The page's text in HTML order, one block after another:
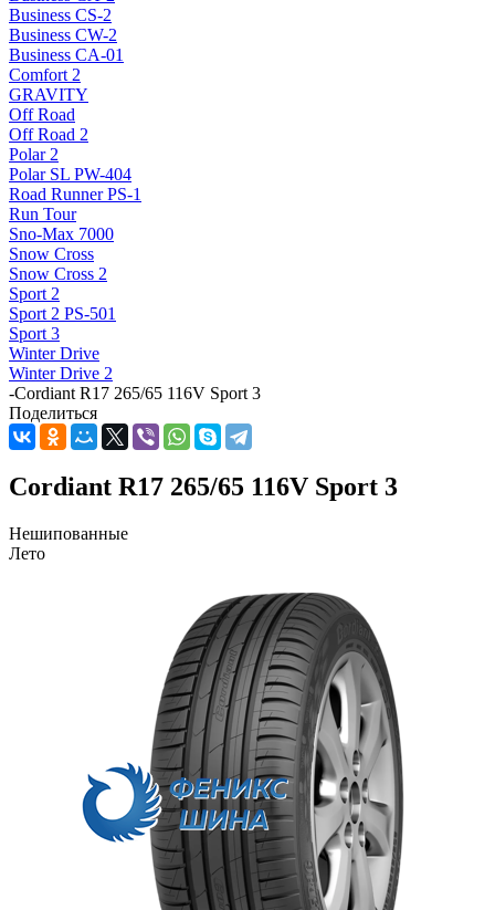
Business CS-2
Business CW-2
Business CА-01
Comfort 2
GRAVITY
Off Road
Off Road 2
Polar 2
Polar SL PW-404
Road Runner PS-1
Run Tour
Sno-Max 7000
Snow Cross
Snow Cross 2
Sport 2
Sport 2 PS-501
Sport 3
Winter Drive
Winter Drive 2
-Cordiant R17 265/65 116V Sport 3
Поделиться
Cordiant R17 265/65 116V Sport 3
Нешипованные
Лето